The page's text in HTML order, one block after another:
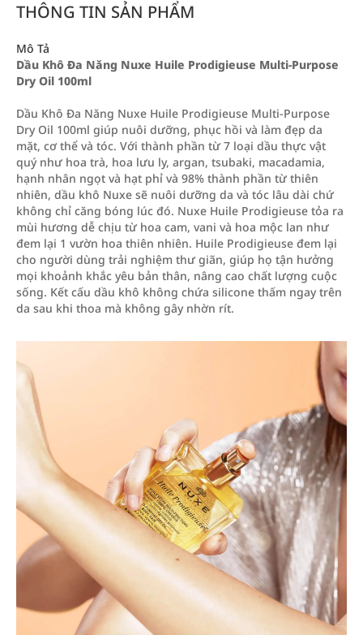
THÔNG TIN SẢN PHẨM
Mô Tả
Dầu Khô Đa Năng Nuxe Huile Prodigieuse Multi-Purpose
Dry Oil 100ml
Dầu Khô Đa Năng Nuxe Huile Prodigieuse Multi-Purpose
Dry Oil 100ml giúp nuôi dưỡng, phục hồi và làm đẹp da
mặt, cơ thể và tóc. Với thành phần từ 7 loại dầu thực vật
quý như hoa trà, hoa lưu ly, argan, tsubaki, macadamia,
hạnh nhân ngọt và hạt phỉ và 98% thành phần từ thiên
nhiên, dầu khô Nuxe sẽ nuôi dưỡng da và tóc lâu dài chứ
không chỉ căng bóng lúc đó. Nuxe Huile Prodigieuse tỏa ra
mùi hương dễ chịu từ hoa cam, vani và hoa mộc lan như
đem lại 1 vườn hoa thiên nhiên. Huile Prodigieuse đem lại
cho người dùng trải nghiệm thư giãn, giúp họ tận hưởng
mọi khoảnh khắc yêu bản thân, nâng cao chất lượng cuộc
sống. Kết cấu dầu khô không chứa silicone thấm ngay trên
da sau khi thoa mà không gây nhờn rít.